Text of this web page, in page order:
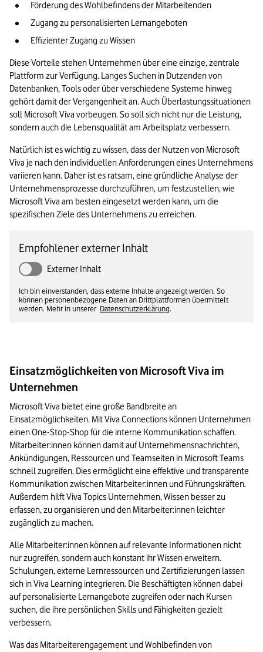
Förderung des Wohlbefindens der Mitarbeitenden
Zugang zu personalisierten Lernangeboten
Effizienter Zugang zu Wissen
Diese Vorteile stehen Unternehmen über eine einzige, zentrale
Plattform zur Verfügung. Langes Suchen in Dutzenden von
Datenbanken, Tools oder über verschiedene Systeme hinweg
gehört damit der Vergangenheit an. Auch Überlastungssituationen
soll Microsoft Viva vorbeugen. So soll sich nicht nur die Leistung,
sondern auch die Lebensqualität am Arbeitsplatz verbessern.
Natürlich ist es wichtig zu wissen, dass der Nutzen von Microsoft
Viva je nach den individuellen Anforderungen eines Unternehmens
variieren kann. Daher ist es ratsam, eine gründliche Analyse der
Unternehmensprozesse durchzuführen, um festzustellen, wie
Microsoft Viva am besten eingesetzt werden kann, um die
spezifischen Ziele des Unternehmens zu erreichen.
Empfohlener externer Inhalt
Externer Inhalt
Ich bin einverstanden, dass externe Inhalte angezeigt werden. So
können personenbezogene Daten an Drittplattformen übermittelt
werden. Mehr in unserer Datenschutzerklärung.
Einsatzmöglichkeiten von Microsoft Viva im
Unternehmen
Microsoft Viva bietet eine große Bandbreite an
Einsatzmöglichkeiten. Mit Viva Connections können Unternehmen
einen One-Stop-Shop für die interne Kommunikation schaffen.
Mitarbeiter:innen können damit auf Unternehmensnachrichten,
Ankündigungen, Ressourcen und Teamseiten in Microsoft Teams
schnell zugreifen. Dies ermöglicht eine effektive und transparente
Kommunikation zwischen Mitarbeiter:innen und Führungskräften.
Außerdem hilft Viva Topics Unternehmen, Wissen besser zu
erfassen, zu organisieren und den Mitarbeiter:innen leichter
zugänglich zu machen.
Alle Mitarbeiter:innen können auf relevante Informationen nicht
nur zugreifen, sondern auch konstant ihr Wissen erweitern.
Schulungen, externe Lernressourcen und Zertifizierungen lassen
sich in Viva Learning integrieren. Die Beschäftigten können dabei
auf personalisierte Lernangebote zugreifen oder nach Kursen
suchen, die ihre persönlichen Skills und Fähigkeiten gezielt
verbessern.
Was das Mitarbeiterengagement und Wohlbefinden von